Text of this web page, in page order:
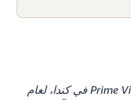
حملات Lucid وAmazon STV وPrime Video في كندا، لعام